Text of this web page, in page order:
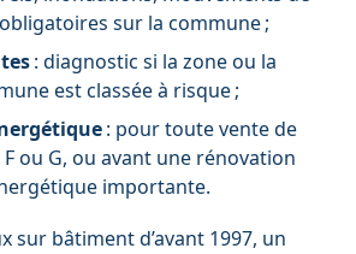
sur la commune ;
: diagnostic si la zone ou la
est classée à risque ;
: pour toute vente de
F ou G, ou avant une rénovation
importante.
sur bâtiment d’avant 1997, un